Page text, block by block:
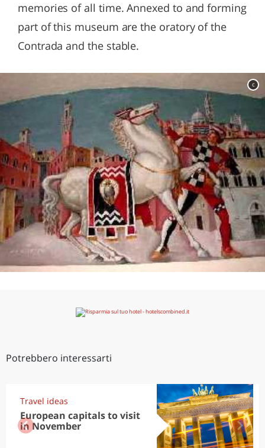
memories of all time. Annexed to and forming
part of this museum are the oratory of the
Contrada and the stable.
c
Potrebbero interessarti
Travel ideas
European capitals to visit
in November